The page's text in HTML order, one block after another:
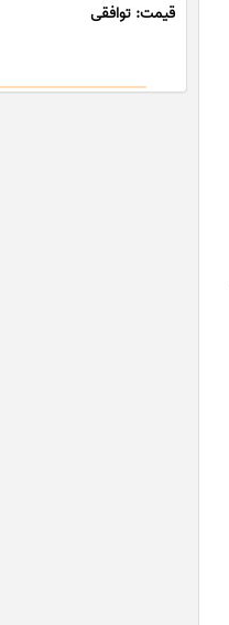
قیمت: توافقی